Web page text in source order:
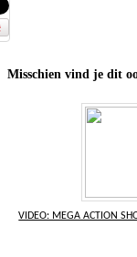
Misschien vind je dit
VIDEO: MEGA ACTION